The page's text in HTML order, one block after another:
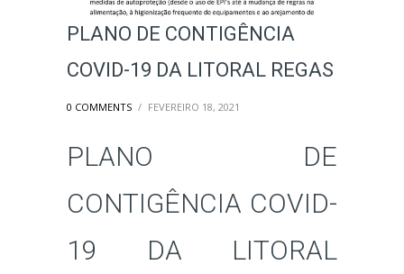
PLANO DE CONTIGÊNCIA
COVID-19 DA LITORAL REGAS
0 COMMENTS / FEVEREIRO 18, 2021
PLANO DE
CONTIGÊNCIA COVID-
19 DA LITORAL